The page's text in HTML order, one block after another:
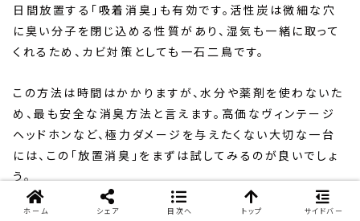
日間放置する「吸着消臭」も有効です。活性炭は微細な穴
に臭い分子を閉じ込める性質があり、湿気も一緒に取って
くれるため、カビ対策としても一石二鳥です。
この方法は時間はかかりますが、水分や薬剤を使わないた
め、最も安全な消臭方法と言えます。高価なヴィンテージ
ヘッドホンなど、極力ダメージを与えたくない大切な一台
には、この「放置消臭」をまずは試してみるのが良いでしょ
う。
ホーム シェア 目次へ トップ サイドバー